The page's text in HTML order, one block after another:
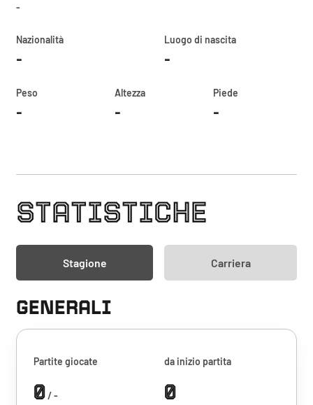
-
Nazionalità
-
Luogo di nascita
-
Peso
-
Altezza
-
Piede
-
STATISTICHE
Stagione Carriera
GENERALI
Partite giocate
0/ -
da inizio partita
0